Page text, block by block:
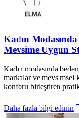
Kadın
Mevsime Uygun
Kadın modasında
markalar ve mevsimsel
konforu birleştiren
Daha fazla bilgi edinin